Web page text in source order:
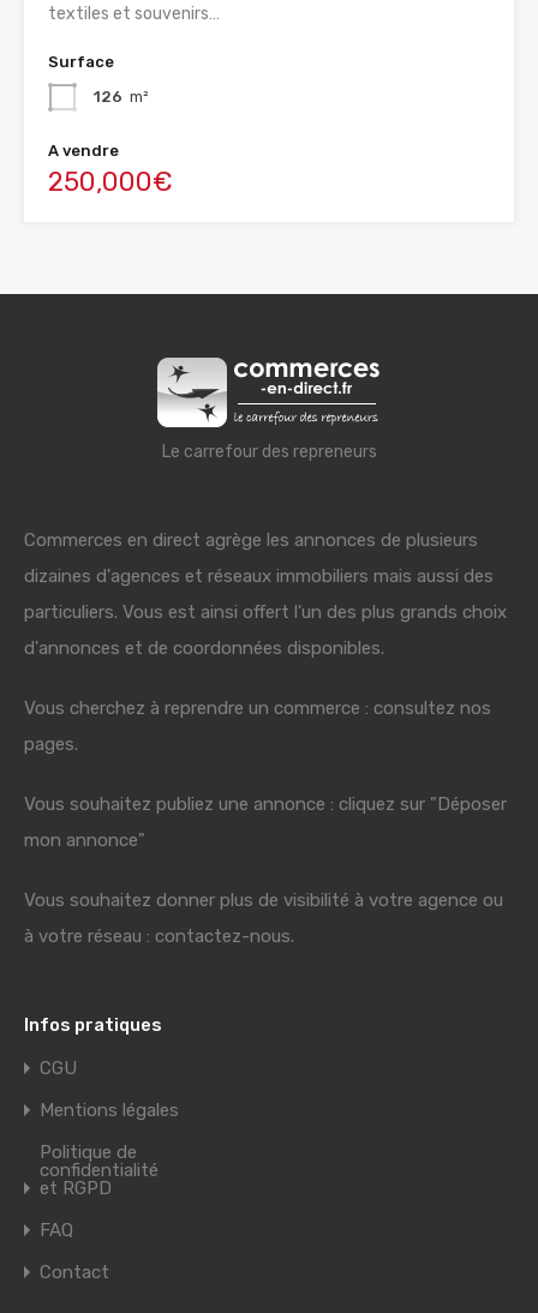
textiles et souvenirs…
Surface
126 m²
A vendre
250,000€
Le carrefour des repreneurs
Commerces en direct agrège les annonces de plusieurs
dizaines d'agences et réseaux immobiliers mais aussi des
particuliers. Vous est ainsi offert l'un des plus grands choix
d'annonces et de coordonnées disponibles.
Vous cherchez à reprendre un commerce : consultez nos
pages.
Vous souhaitez publiez une annonce : cliquez sur "Déposer
mon annonce"
Vous souhaitez donner plus de visibilité à votre agence ou
à votre réseau : contactez-nous.
Infos pratiques
CGU
Mentions légales
Politique de
confidentialité
et RGPD
FAQ
Contact